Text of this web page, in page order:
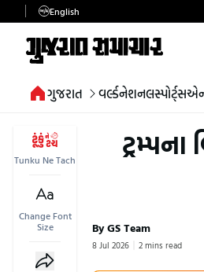
English
ગુજરાત વર્લ્ડનેશનલસ્પોર્ટ્સ
Tunku Ne Tach
Change Font
Size By GS Team
8 Jul 2026 2 mins read